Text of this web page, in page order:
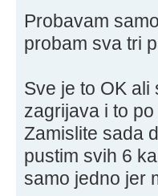
Probavam
probam sva tri
Sve je to OK
zagrijava i to
Zamislite sada
pustim svih 6
samo jedno jer